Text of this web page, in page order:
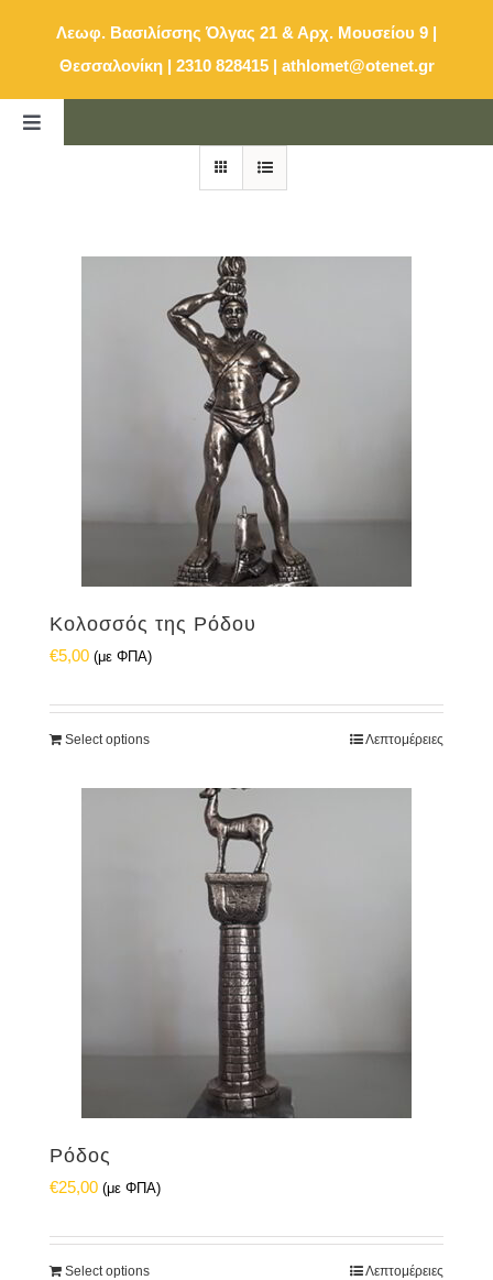
Λεωφ. Βασιλίσσης Όλγας 21 & Αρχ. Μουσείου 9 |
Θεσσαλονίκη | 2310 828415 | athlomet@otenet.gr
Toggle
ΚΑΤΑΛΟΓΟΣ
Κολοσσός της Ρόδου
€5,00 (με ΦΠΑ)
Select options Λεπτομέρειες
Ρόδος
€25,00 (με ΦΠΑ)
Select options Λεπτομέρειες